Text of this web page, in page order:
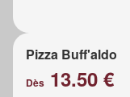
Pizza Buff'aldo
Dès 13.50 €